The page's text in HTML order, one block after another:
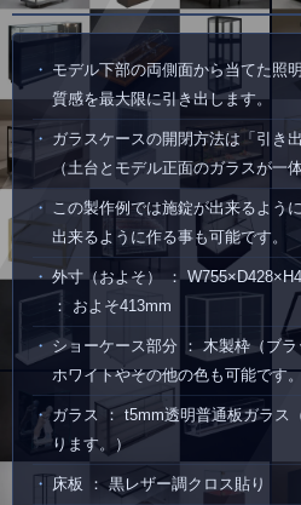
モデル下部の両側面から当てた照
質感を最大限に引き出します。
ガラスケースの開閉方法は「引き
（土台とモデル正面のガラスが一
この製作例では施錠が出来るよう
出来るように作る事も可能です。
外寸（およそ） ：
： およそ413mm
ショーケース部分 ： 木製枠（ブ
ホワイトやその他の色も可能です
ガラス ： t5mm透明普通板ガラス
ります。）
床板 ： 黒レザー調クロス貼り